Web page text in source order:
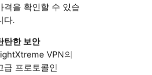
격을 확인할 수 있습
다.
탄한보안
VPN의
급 프로토콜인